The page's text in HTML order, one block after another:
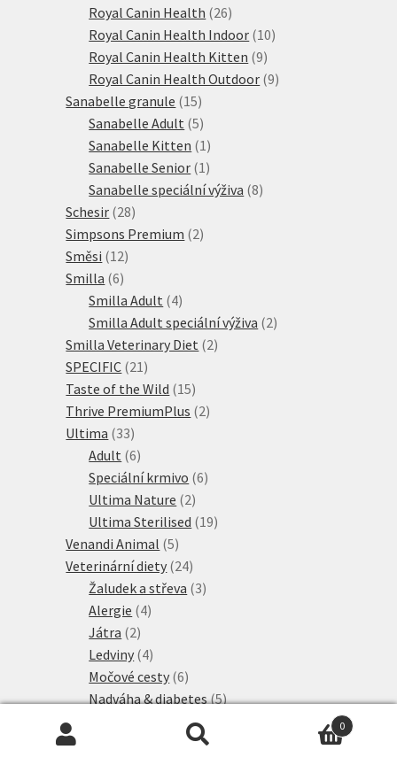
produktů
Royal Canin Health 2626
produktů
Royal Canin Health Indoor 1010
Royal Canin Health Kitten 99
produktů
Royal Canin Health Outdoor 99
Sanabelle granule 1515
produktů
Sanabelle Adult 55
produktů
Sanabelle Kitten 1 1
produkt
Sanabelle Senior 1 1
produkt
Sanabelle speciální výživa 88
Schesir 2828
produktů
Simpsons Premium 22
Směsi 1212
Smilla 66
produktů
Smilla Adult 44
produkty
Smilla Adult speciální výživa 22
Smilla Veterinary Diet 22
SPECIFIC 21 21
produktů
Taste of the Wild 1515
produktů
Thrive PremiumPlus 22
Ultima 3333
produktů
Adult 66
produktů
Speciální krmivo 66
Ultima Nature 22
produkty
Ultima Sterilised 1919
Venandi Animal 55
produktů
Veterinární diety 2424
produktů
Žaludek a střeva 33
Alergie 44
Játra 22
produkty
Ledviny 44
produkty
Močové cesty 66
produktů
Nadváha & diabetes 55
Veterinary & Expert 75
produktů
Alergie a intolerance
0